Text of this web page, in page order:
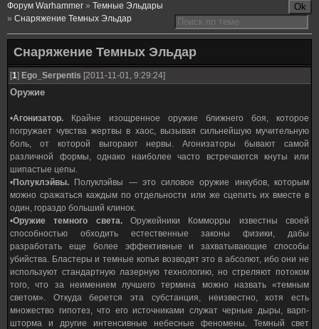
Форум Warhammer » Темные Эльдары
» Снаряжение Темных Эльдар
Снаряжение Темных Эльдар
[1] Ego_Serpentis [2011-11-01, 9:29:24]
Оружие
•Агонизатор. Крайне изощренное оружие ближнего боя, которое
погружает чувства жертвы в хаос, вызывая сильнейшую мучительную
боль, от которой выгорают нервы. Агонизаторы бывают самой
различной формы, однако наиболее часто встречаются кнуты или
шипастые цепы.
•Полуклэйвы. Полуклэйвы — это силовое оружие инкубов, которым
можно сражаться каждым по отдельности или же сцепить их вместе в
один, гораздо больший клинок.
•Оружие темного света.Оружейники Комморры известны своей
способностью обходить естественные законы физики, дабы
разработать еще более эффективные и захватывающие способы
убийства. Бластеры и темные копья возводят это в абсолют, ибо они не
используют стандартную лазерную технологию, но стреляют потоком
того, что за неимением лучшего термина можно назвать «темным
светом». Откуда берется эта субстанция, неизвестно, хотя есть
множество гипотез, что его источниками служат черные дыры, варп-
шторма и другие интенсивные небесные феномены. Темный свет